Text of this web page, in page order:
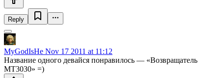
Reply
MyGodIsHe Nov 17 2011 at 11:12
Название одного девайся понравилось — «Возвращатель
MT3030» =)